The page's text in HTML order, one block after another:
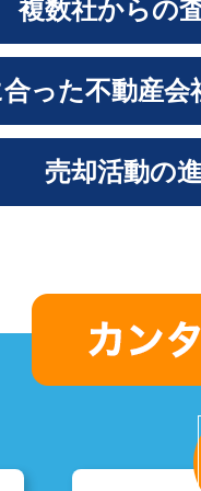
複数社からの
った不動産
売却活動の